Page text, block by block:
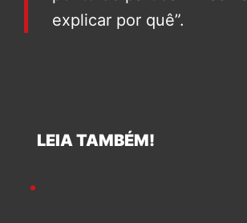
explicar por quê”.
LEIA TAMBÉM!